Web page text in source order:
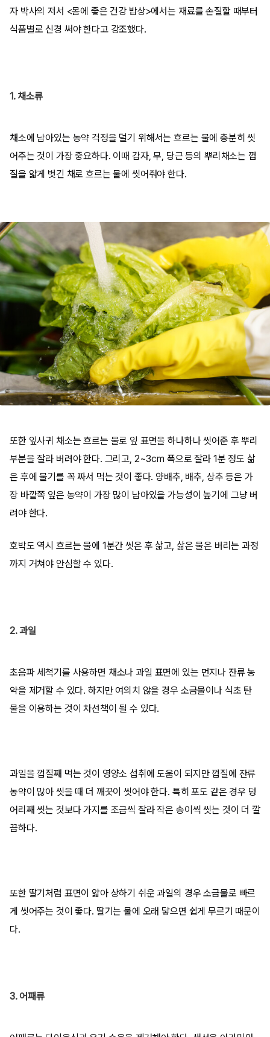
자 박사의 저서 <몸에 좋은 건강 밥상>에서는 재료를 손질할 때부터
식품별로 신경 써야 한다고 강조했다.
1. 채소류
채소에 남아있는 농약 걱정을 덜기 위해서는 흐르는 물에 충분히 씻
어주는 것이 가장 중요하다. 이때 감자, 무, 당근 등의 뿌리채소는 껍
질을 얇게 벗긴 채로 흐르는 물에 씻어줘야 한다.
또한 잎사귀 채소는 흐르는 물로 잎 표면을 하나하나 씻어준 후 뿌리
부분을 잘라 버려야 한다. 그리고, 2~3cm 폭으로 잘라 1분 정도 삶
은 후에 물기를 꼭 짜서 먹는 것이 좋다. 양배추, 배추, 상추 등은 가
장 바깥쪽 잎은 농약이 가장 많이 남아있을 가능성이 높기에 그냥 버
려야 한다.
호박도 역시 흐르는 물에 1분간 씻은 후 삶고, 삶은 물은 버리는 과정
까지 거쳐야 안심할 수 있다.
2. 과일
초음파 세척기를 사용하면 채소나 과일 표면에 있는 먼지나 잔류 농
약을 제거할 수 있다. 하지만 여의치 않을 경우 소금물이나 식초 탄
물을 이용하는 것이 차선책이 될 수 있다.
과일을 껍질째 먹는 것이 영양소 섭취에 도움이 되지만 껍질에 잔류
농약이 많아 씻을 때 더 깨끗이 씻어야 한다. 특히 포도 같은 경우 덩
어리째 씻는 것보다 가지를 조금씩 잘라 작은 송이씩 씻는 것이 더 깔
끔하다.
또한 딸기처럼 표면이 얇아 상하기 쉬운 과일의 경우 소금물로 빠르
게 씻어주는 것이 좋다. 딸기는 물에 오래 닿으면 쉽게 무르기 때문이
다.
3. 어패류